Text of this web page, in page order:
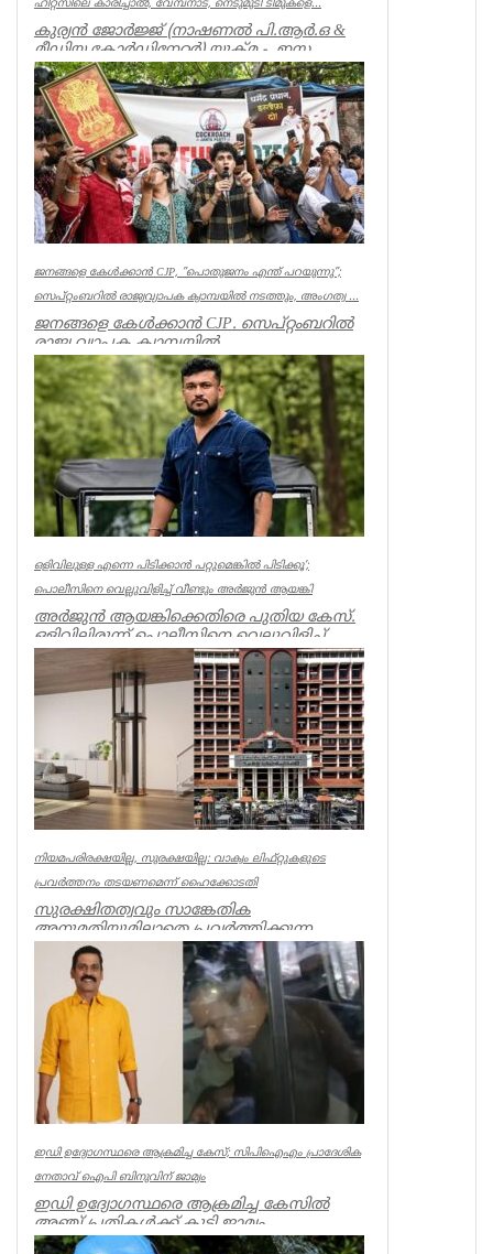
ഹീറ്റ്സിലെ കാരിച്ചാൽ, വേമ്പനാട്, നെടുമുടി ടീമുകളെ...
കുര്യൻ ജോർജ്ജ് (നാഷണൽ പി.ആർ.ഒ &
മീഡിയ കോർഡിനേറ്റർ) യുക്മ - ഇസ
ലണ്ടൻ കേരളപൂരം വ...
Associations
ജനങ്ങളെ കേൾക്കാൻ CJP, ”പൊതുജനം എന്ത് പറയുന്നു”;
സെപ്റ്റംബറിൽ രാജ്യവ്യാപക ക്യാമ്പയിൽ നടത്തും, അംഗത്വ ...
ജനങ്ങളെ കേൾക്കാൻ CJP. സെപ്റ്റംബറിൽ
രാജ്യ വ്യാപക ക്യാമ്പയിൽ
നടത്തും.”പൊതുജനം എന്ത് പറയുന്നു” എന്ന
പേ...
India
ഒളിവിലുള്ള എന്നെ പിടിക്കാൻ പറ്റുമെങ്കിൽ പിടിക്കൂ’;
പൊലീസിനെ വെല്ലുവിളിച്ച് വീണ്ടും അർജുൻ ആയങ്കി
അർജുൻ ആയങ്കിക്കെതിരെ പുതിയ കേസ്.
ഒളിവിലിരുന്ന് പൊലീസിനെ വെല്ലുവിളിച്ച്
ഭീഷണിപ്പെടുത്തിയതിനാണ് കേസ്....
Kerala
നിയമപരിരക്ഷയില്ല, സുരക്ഷയില്ല: വാക്വം ലിഫ്റ്റുകളുടെ
പ്രവര്‍ത്തനം തടയണമെന്ന് ഹൈക്കോടതി
സുരക്ഷിതത്വവും സാങ്കേതിക
അനുമതിയുമില്ലാതെ പ്രവര്‍ത്തിക്കുന്ന
അനധികൃത വാക്വം ലിഫ്റ്റുകളുടെ പ്രവര്‍ത്...
Kerala
ഇഡി ഉദ്യോഗസ്ഥരെ ആക്രമിച്ച കേസ്; സിപിഐഎം പ്രാദേശിക
നേതാവ് ഐപി ബിനുവിന് ജാമ്യം
ഇഡി ഉദ്യോഗസ്ഥരെ ആക്രമിച്ച കേസില്‍
അഞ്ച് പ്രതികള്‍ക്ക് കൂടി ജാമ്യം.
സിപിഐഎം നേതാവ് ഐപി ബിനു ഉള്‍പ്പട...